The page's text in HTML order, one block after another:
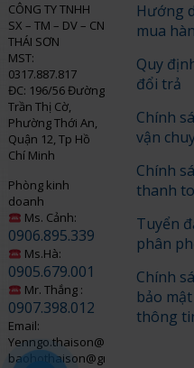
CÔNG TY TNHH
SX – TM – DV – CN
THÁI SƠN
MST:
0317.887.817
ĐC: 196/56 Đường
Trần Thị Cờ,
Phường Thới An,
Quận 12, Tp Hồ
Chí Minh
Phòng kinh
doanh
Ms. Cảnh:
0906.895.339
Ms.Hà:
0905.679.001
Mr. Thắng :
0907.398.012
Email:
Yenngo.thaison@gmail.com
baohothaison@gmail.com
Hướng
mua
Quy
đổi trả
Chính
vận
Chính
thanh
Tuyển
phân
Chính
bảo mật
thông